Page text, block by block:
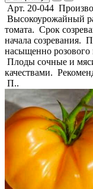
Арт. 20-044
Высокоурожайный
томата. Срок
начала созревания.
насыщенно розового
Плоды сочные и
качествами.
П..